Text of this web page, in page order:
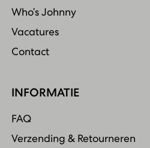
Who’s Johnny
Vacatures
Contact
INFORMATIE
FAQ
Verzending & Retourneren